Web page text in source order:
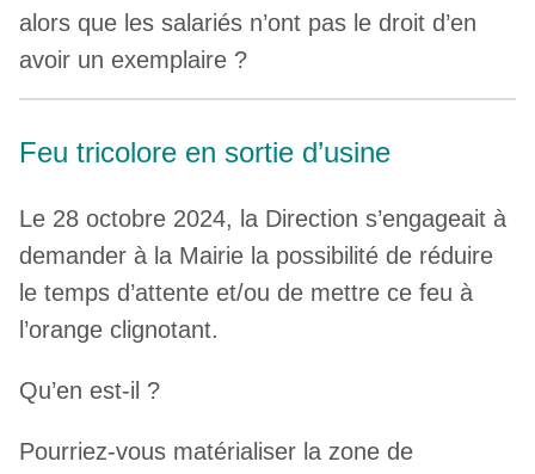
alors que les salariés n’ont pas le droit d’en
avoir un exemplaire ?
Feu tricolore en sortie d’usine
Le 28 octobre 2024, la Direction s’engageait à
demander à la Mairie la possibilité de réduire
le temps d’attente et/ou de mettre ce feu à
l’orange clignotant.
Qu’en est-il ?
Pourriez-vous matérialiser la zone de